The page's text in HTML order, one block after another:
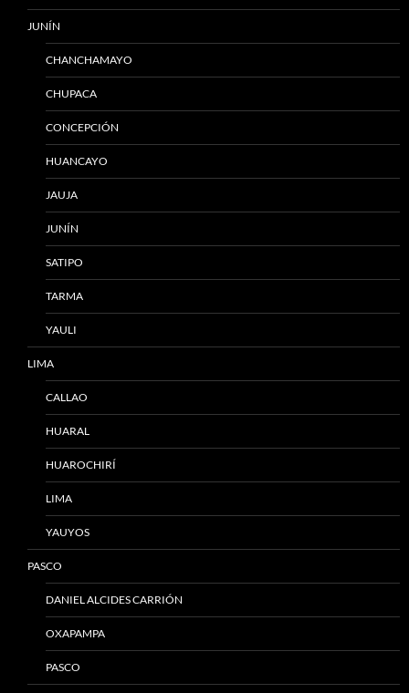
JUNÍN
CHANCHAMAYO
CHUPACA
CONCEPCIÓN
HUANCAYO
JAUJA
JUNÍN
SATIPO
TARMA
YAULI
LIMA
CALLAO
HUARAL
HUAROCHIRÍ
LIMA
YAUYOS
PASCO
DANIEL ALCIDES CARRIÓN
OXAPAMPA
PASCO